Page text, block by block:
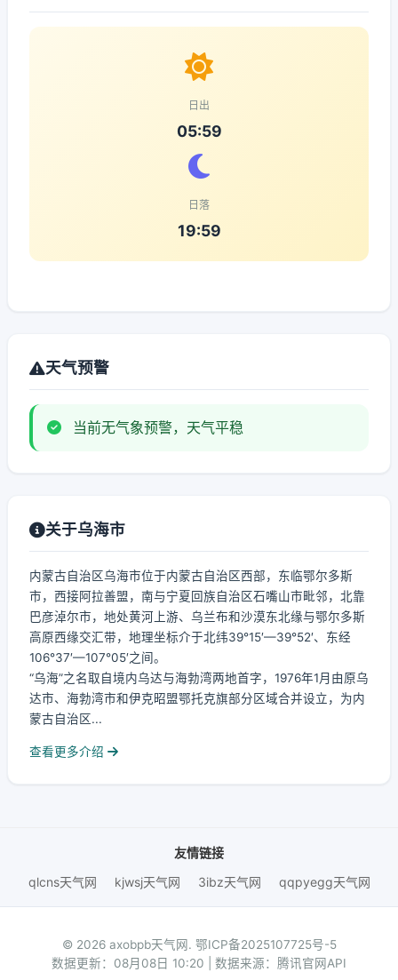
日出
05:59
日落
19:59
天气预警
当前无气象预警，天气平稳
关于乌海市
内蒙古自治区乌海市位于内蒙古自治区西部，东临鄂尔多斯
市，西接阿拉善盟，南与宁夏回族自治区石嘴山市毗邻，北靠
巴彦淖尔市，地处黄河上游、乌兰布和沙漠东北缘与鄂尔多斯
高原西缘交汇带，地理坐标介于北纬39°15′—39°52′、东经
106°37′—107°05′之间。
“乌海”之名取自境内乌达与海勃湾两地首字，1976年1月由原乌
达市、海勃湾市和伊克昭盟鄂托克旗部分区域合并设立，为内
蒙古自治区...
查看更多介绍
友情链接
qlcns天气网
kjwsj天气网 3ibz天气网 qqpyegg天气网
© 2026 axobpb天气网. 鄂ICP备2025107725号-5
数据更新：08月08日 10:20 | 数据来源：腾讯官网API